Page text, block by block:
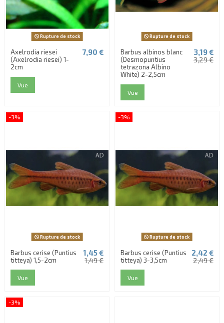
Rupture de stock
Axelrodia riesei
(Axelrodia riesei) 1-
2cm
7,90 €
Vue
Rupture de stock
Barbus albinos blanc
(Desmopuntius
tetrazona Albino
White) 2-2,5cm
3,19 €
3,29 €
Vue
-3%
Rupture de stock
Barbus cerise (Puntius
titteya) 1,5-2cm
1,45 €
1,49 €
Vue
-3%
Rupture de stock
Barbus cerise (Puntius
titteya) 3-3,5cm
2,42 €
2,49 €
Vue
-3%